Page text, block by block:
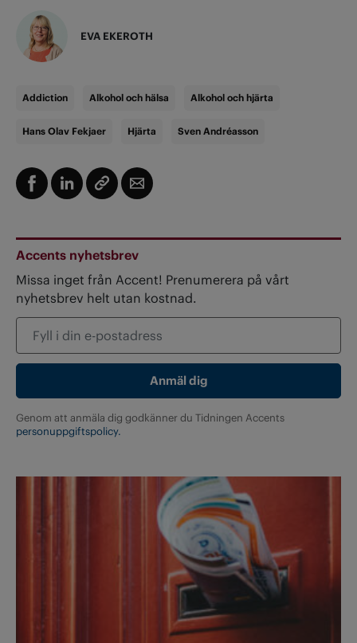
EVA EKEROTH
Addiction Alkohol och hälsa Alkohol och hjärta
Hans Olav Fekjaer Hjärta Sven Andréasson
Accents nyhetsbrev
Missa inget från Accent! Prenumerera på vårt
nyhetsbrev helt utan kostnad.
Genom att anmäla dig godkänner du Tidningen Accents
personuppgiftspolicy.